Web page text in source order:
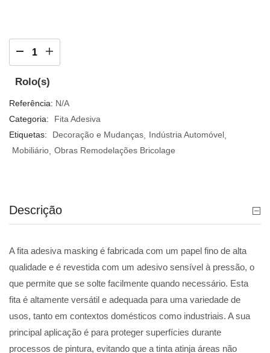
Rolo(s)
Referência: N/A
Categoria:
Fita Adesiva
Etiquetas:
Decoração e Mudanças
Indústria Automóvel
Mobiliário Obras Remodelações Bricolage
Descrição
A fita adesiva masking é fabricada com um papel fino de alta
qualidade e é revestida com um adesivo sensível à pressão, o
que permite que se solte facilmente quando necessário. Esta
fita é altamente versátil e adequada para uma variedade de
usos, tanto em contextos domésticos como industriais. A sua
principal aplicação é para proteger superfícies durante
processos de pintura, evitando que a tinta atinja áreas não